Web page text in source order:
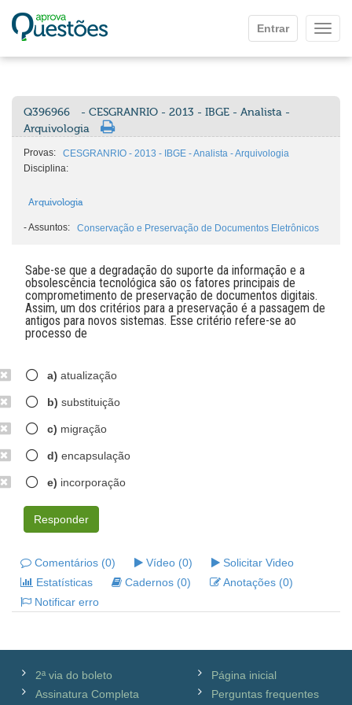
Entrar
Q396966
- CESGRANRIO - 2013 - IBGE - Analista -
Arquivologia
Provas:
CESGRANRIO - 2013 - IBGE - Analista - Arquivologia
Disciplina:
Arquivologia
-Assuntos: Conservação e Preservação de Documentos Eletrônicos
Sabe-se que a degradação do suporte da informação e a
obsolescência tecnológica são os fatores principais de
comprometimento de preservação de documentos digitais.
Assim, um dos critérios para a preservação é a passagem de
antigos para novos sistemas. Esse critério refere-se ao
processo de
a) atualização
b) substituição
c) migração
d) encapsulação
e) incorporação
Responder
Comentários (0) Vídeo (0)
Solicitar Video
Estatísticas
Cadernos (0)
Anotações (0)
Notificar erro
2ª via do boleto
Assinatura Completa
Página inicial
Perguntas frequentes